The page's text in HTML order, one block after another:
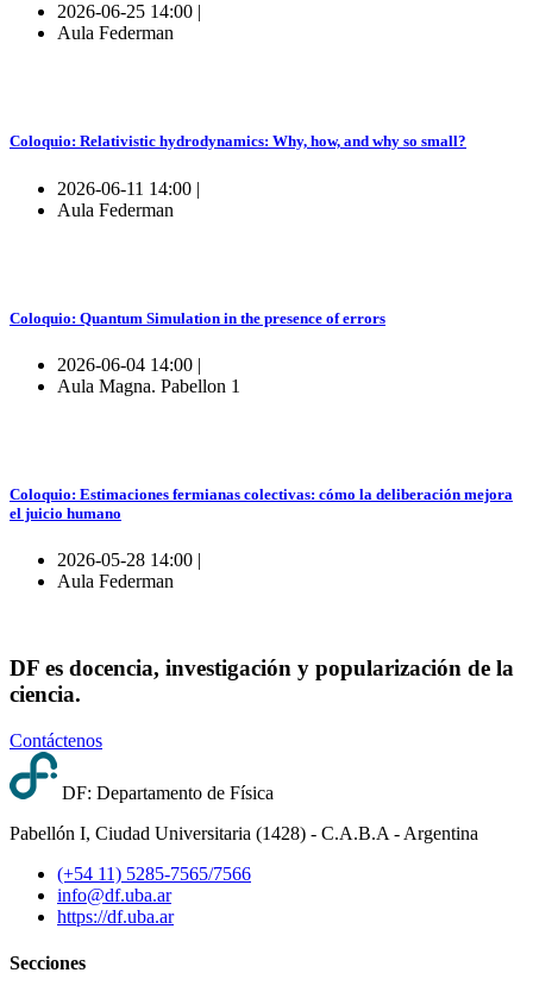
2026-06-25 14:00 |
Aula Federman
Coloquio: Relativistic hydrodynamics: Why, how, and why so small?
2026-06-11 14:00 |
Aula Federman
Coloquio: Quantum Simulation in the presence of errors
2026-06-04 14:00 |
Aula Magna. Pabellon 1
Coloquio: Estimaciones fermianas colectivas: cómo la deliberación mejora
el juicio humano
2026-05-28 14:00 |
Aula Federman
DF es docencia, investigación y popularización de la
ciencia.
Contáctenos
DF: Departamento de Física
Pabellón I, Ciudad Universitaria (1428) - C.A.B.A - Argentina
(+54 11) 5285-7565/7566
info@df.uba.ar
https://df.uba.ar
Secciones